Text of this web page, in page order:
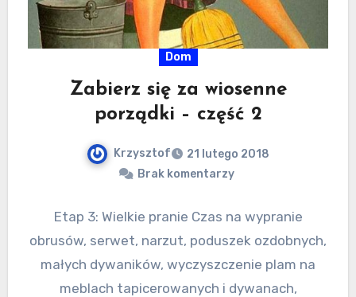
Dom
Zabierz się za wiosenne
porządki – część 2
Krzysztof
21 lutego 2018
Brak komentarzy
Etap 3: Wielkie pranie Czas na wypranie
obrusów, serwet, narzut, poduszek ozdobnych,
małych dywaników, wyczyszczenie plam na
meblach tapicerowanych i dywanach,